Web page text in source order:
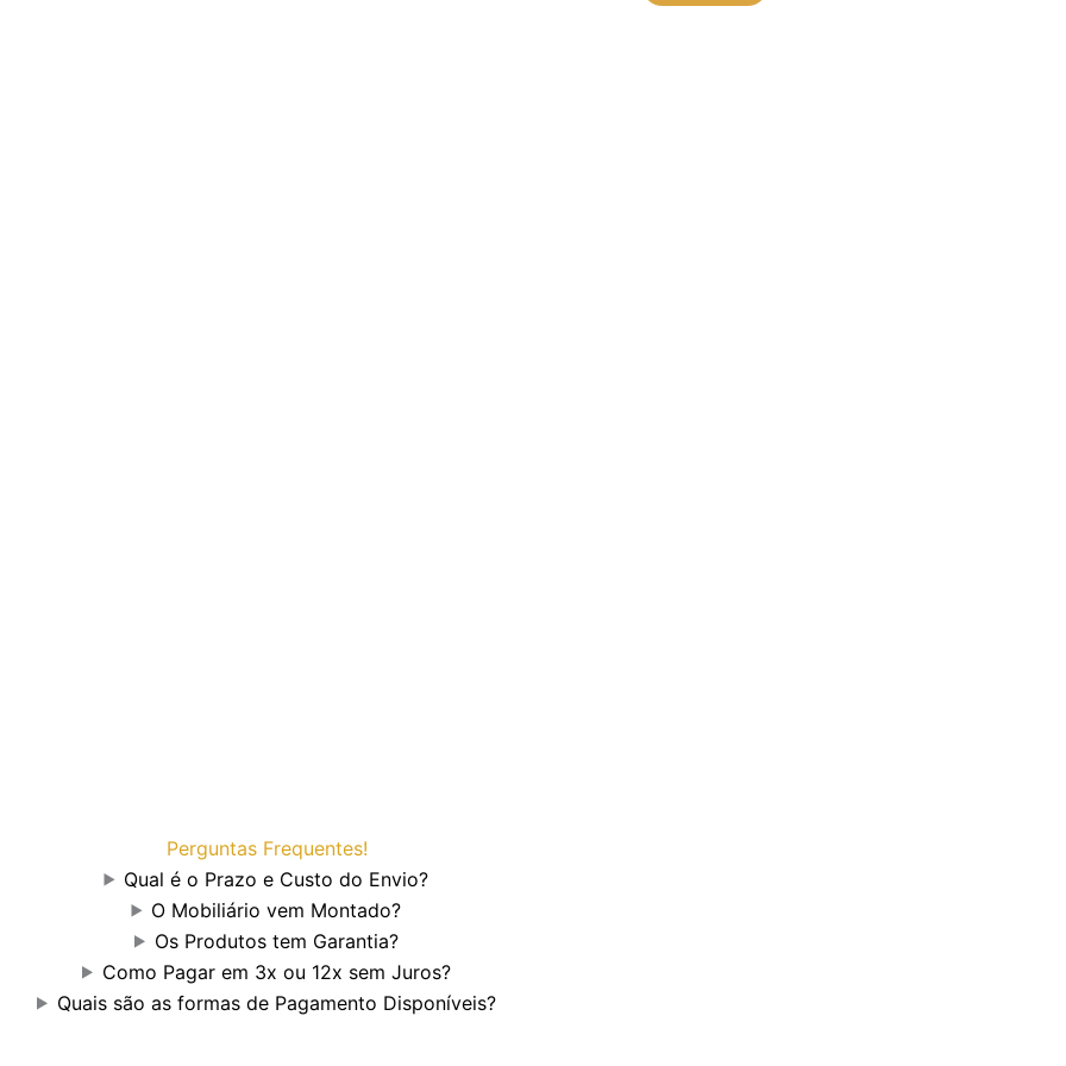
Perguntas Frequentes!
Qual é o Prazo e Custo do Envio?
O Mobiliário vem Montado?
Os Produtos tem Garantia?
Como Pagar em 3x ou 12x sem Juros?
Quais são as formas de Pagamento Disponíveis?